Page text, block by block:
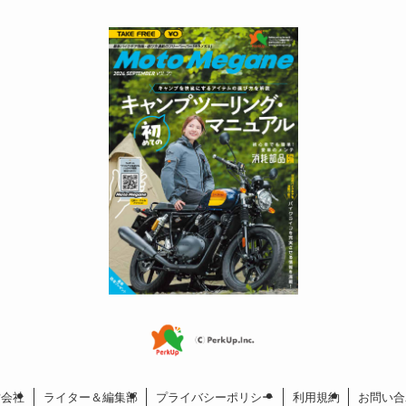
社 ライター＆編集部 プライバシーポリシー 利用規約 お問い